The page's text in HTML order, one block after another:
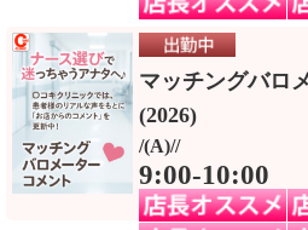
マッチングバロ
(2026)
/(A)//
9:00-10:00